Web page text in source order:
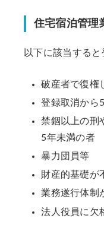
住宅宿泊管理
以下に該当すると
破産者で復権
登録取消から
禁錮以上の刑
5年未満の者
暴力団員等
財産的基礎が
業務遂行体制
法人役員に欠